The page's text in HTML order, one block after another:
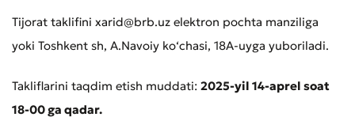
Tijorat taklifini xarid@brb.uz elektron pochta manziliga
yoki Toshkent sh, A.Navoiy ko‘chasi, 18A-uyga yuboriladi.
Takliflarini taqdim etish muddati: 2025-yil 14-aprel soat
18-00 ga qadar.